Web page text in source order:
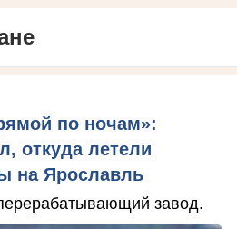
по ночам»:
откуда летели
на Ярославль
завод.